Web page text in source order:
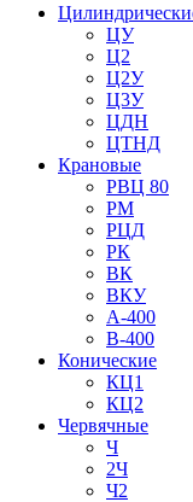
ЦУ
Ц2
Ц2У
Ц3У
ЦДН
ЦТНД
Крановые
РВЦ 80
РМ
РЦД
РК
ВК
ВКУ
А-400
В-400
Конические
КЦ1
КЦ2
Червячные
Ч
2Ч
Ч2